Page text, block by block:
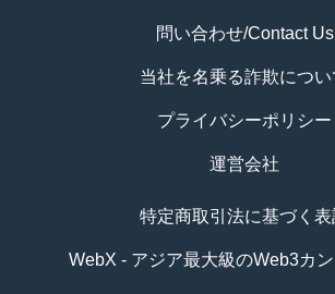
問い合わせ/Contact Us
当社を名乗る詐欺につい
プライバシーポリシー
運営会社
特定商取引法に基づく表
WebX - アジア最大級のWeb3カ